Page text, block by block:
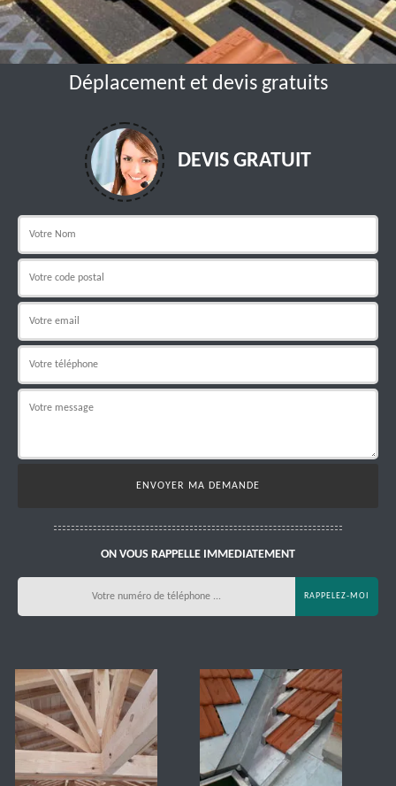
Déplacement et devis gratuits
DEVIS GRATUIT
ON VOUS RAPPELLE IMMEDIATEMENT